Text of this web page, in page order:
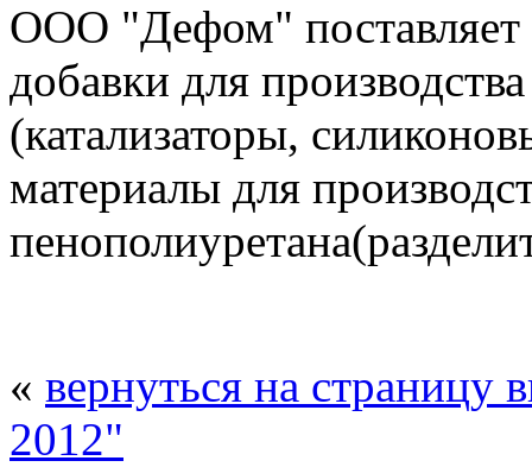
ООО "Дефом" поставляет
добавки для
(катализаторы,
материалы для
« вернуться на страницу
2012"